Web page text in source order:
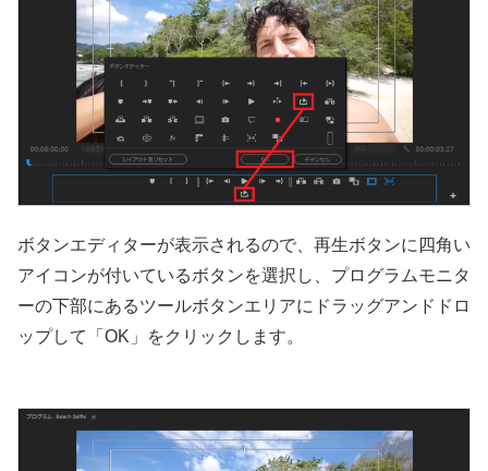
ボタンエディターが表示されるので、再生ボタンに四角い
アイコンが付いているボタンを選択し、プログラムモニタ
ーの下部にあるツールボタンエリアにドラッグアンドドロ
ップして「OK」をクリックします。